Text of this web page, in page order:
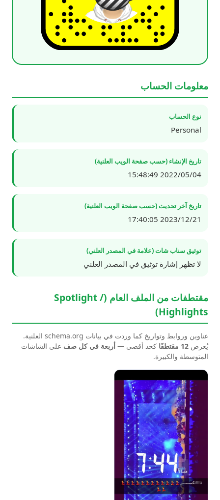
معلومات الحساب
نوع الحساب
Personal
تاريخ الإنشاء (حسب صفحة الويب العلنية)
2022/05/04 15:48:49
تاريخ آخر تحديث (حسب صفحة الويب العلنية)
2023/12/21 17:40:05
توثيق سناب شات (علامة في المصدر العلني)
لا تظهر إشارة توثيق في المصدر العلني
مقتطفات من الملف العام (Spotlight /
Highlights)
عناوين وروابط وتواريخ كما وردت في بيانات schema.org العلنية.
يُعرض 12 مقتطفًا كحد أقصى — أربعة في كل صف على الشاشات
المتوسطة والكبيرة.